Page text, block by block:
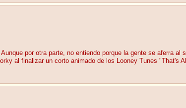
por otra parte, no entiendo porque la gente se aferra
al finalizar un corto animado de los Looney Tunes "That's